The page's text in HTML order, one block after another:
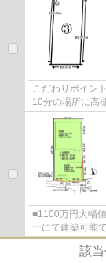
こだわりポイン
10分の場所に高
ので、自分で1
■1100万円大幅
ーにて建築可能
陽当たり・通風
該